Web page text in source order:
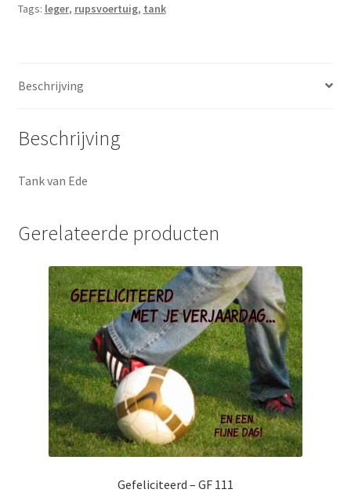
Tags: leger, rupsvoertuig, tank
Beschrijving
Beschrijving
Tank van Ede
Gerelateerde producten
Gefeliciteerd – GF 111